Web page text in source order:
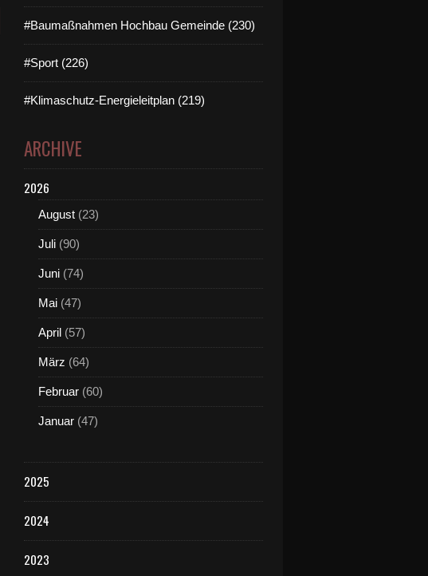
#Baumaßnahmen Hochbau Gemeinde (230)
#Sport (226)
#Klimaschutz-Energieleitplan (219)
ARCHIVE
2026
August (23)
Juli (90)
Juni (74)
Mai (47)
April (57)
März (64)
Februar (60)
Januar (47)
2025
2024
2023